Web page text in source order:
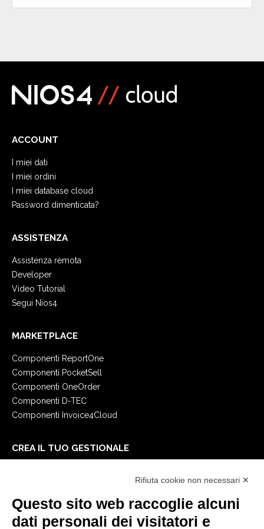
ACCOUNT
I miei dati
I miei ordini
I miei database cloud
Password dimenticata?
ASSISTENZA
Assistenza remota
Developer
Video Tutorial
Segui Nios4
MARKETPLACE
Componenti ReportOne
Componenti PocketSell
Componenti OneOrder
Componenti D-TEC
Componenti Invoice4Cloud
CREA IL TUO GESTIONALE
E-Book
Blog
Rifiuta cookie non necessari ✕
Questo sito web raccoglie alcuni
dati personali dei visitatori e